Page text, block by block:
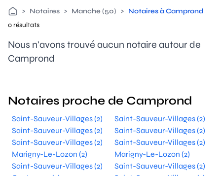
> Notaires > Manche (50) > Notaires à Camprond
0 résultats
Nous n'avons trouvé aucun notaire autour de
Camprond
Notaires proche de Camprond
Saint-Sauveur-Villages (2)
Saint-Sauveur-Villages (2)
Saint-Sauveur-Villages (2)
Saint-Sauveur-Villages (2)
Saint-Sauveur-Villages (2)
Saint-Sauveur-Villages (2)
Marigny-Le-Lozon (2)
Marigny-Le-Lozon (2)
Saint-Sauveur-Villages (2)
Saint-Sauveur-Villages (2)